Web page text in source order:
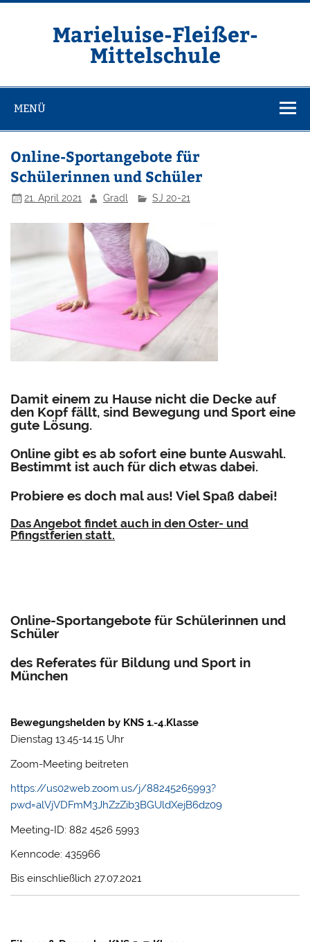
Zum
Marieluise-Fleißer-
Mittelschule
MENÜ
Online-Sportangebote für
Schülerinnen und Schüler
21. April 2021 Gradl SJ 20-21
Damit einem zu Hause nicht die Decke auf
den Kopf fällt, sind Bewegung und Sport eine
gute Lösung.
Online gibt es ab soforteine bunte Auswahl.
Bestimmt ist auch für dich etwas dabei.
Probiere es doch mal aus! Viel Spaß dabei!
Das Angebot findetauch in den Oster- und
Pfingstferien statt.
Online-Sportangebote für Schülerinnen und
Schüler
des Referates für Bildung und Sport in
München
Bewegungshelden by KNS 1.-4.Klasse
Dienstag 13.45-14.15 Uhr
Zoom-Meeting beitreten
https://us02web.zoom.us/j/88245265993?
pwd=alVjVDFmM3JhZzZib3BGUldXejB6dz09
Meeting-ID: 882 4526 5993
Kenncode: 435966
Bis einschließlich 27.07.2021